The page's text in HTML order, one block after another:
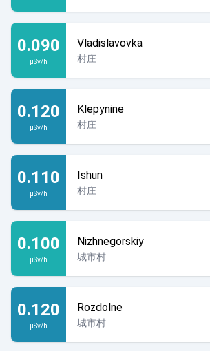
0.090
µSv/h
Vladislavovka
村庄
0.120
µSv/h
Klepynine
村庄
0.110
µSv/h
Ishun
村庄
0.100
µSv/h
Nizhnegorskiy
城市村
0.120
µSv/h
Rozdolne
城市村